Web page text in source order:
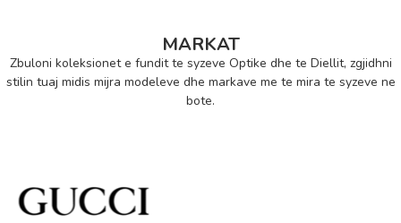
MARKAT
Zbuloni koleksionet e fundit te syzeve Optike dhe te Diellit, zgjidhni
stilin tuaj midis mijra modeleve dhe markave me te mira te syzeve ne
bote.